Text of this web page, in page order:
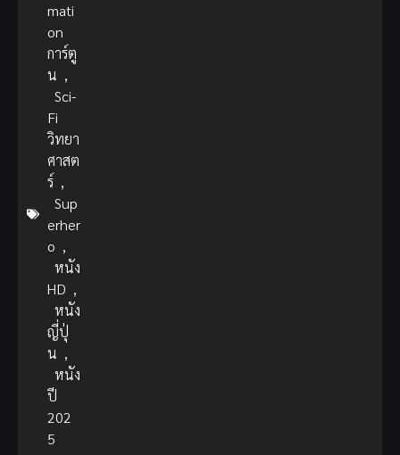
mati
on
การ์ตู
น ,
Sci-
Fi
วิทยา
ศาสต
ร์ ,
Sup
erher
o ,
หนัง
HD ,
หนัง
ญี่ปุ่
น ,
หนัง
ปี
202
5